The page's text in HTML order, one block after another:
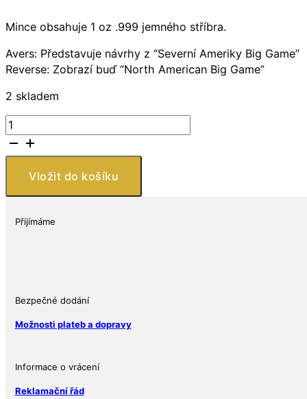
Mince obsahuje 1 oz .999 jemného stříbra.
Avers: Představuje návrhy z “Severní Ameriky Big Game”
Reverse: Zobrazí buď “North American Big Game”
2 skladem
Mince
-
1
mince
severoamerický
Vložit do košíku
Přijímáme
Bezpečné dodání
Možnosti plateb a dopravy
Informace o vrácení
Reklamační řád